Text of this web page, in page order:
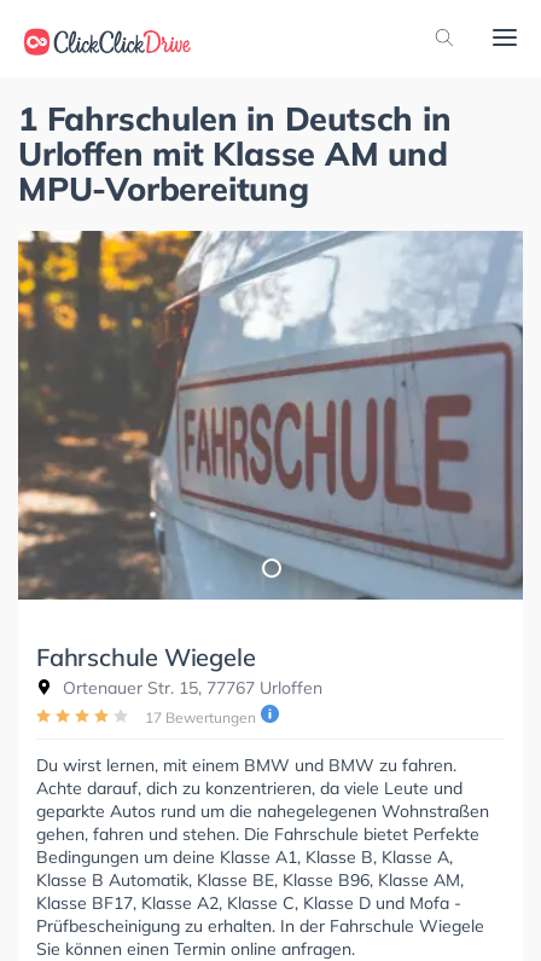
1 Fahrschulen in Deutsch in
Urloffen mit Klasse AM und
MPU-Vorbereitung
Fahrschule Wiegele
Ortenauer Str. 15, 77767 Urloffen
17 Bewertungen
Du wirst lernen, mit einem BMW und BMW zu fahren.
Achte darauf, dich zu konzentrieren, da viele Leute und
geparkte Autos rund um die nahegelegenen Wohnstraßen
gehen, fahren und stehen. Die Fahrschule bietet Perfekte
Bedingungen um deine Klasse A1, Klasse B, Klasse A,
Klasse B Automatik, Klasse BE, Klasse B96, Klasse AM,
Klasse BF17, Klasse A2, Klasse C, Klasse D und Mofa -
Prüfbescheinigung zu erhalten. In der Fahrschule Wiegele
Sie können einen Termin online anfragen.